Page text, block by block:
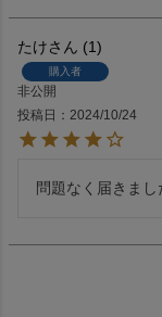
たけ 1
購入者
非公開
投稿日
2024/10/24
問題なく届きまし